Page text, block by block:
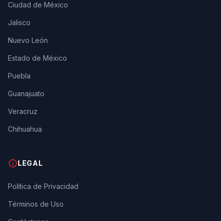
Ciudad de México
Jalisco
Nuevo León
Estado de México
Puebla
Guanajuato
Veracruz
Chihuahua
LEGAL
Política de Privacidad
Términos de Uso